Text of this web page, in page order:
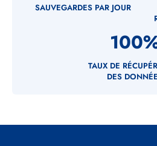
SAUVEGARDES PAR JOUR
100
TAUX DE
DES